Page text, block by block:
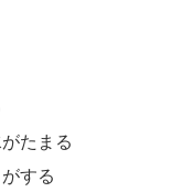
たまる
する